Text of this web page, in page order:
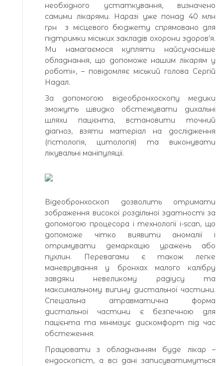
необхідного устаткування, визначено
самими лікарями. Наразі уже понад 40 млн
грн з місцевого бюджету спрямовано для
підтримки міських закладів охорони здоров’я.
Ми намагаємося купляти найсучасніше
обладнання, що допоможе нашим лікарям у
роботі», – повідомляє міський голова Сергій
Надал.
За допомогою відеобронхоскопу медики
зможуть швидко обстежувати дихальні
шляхи пацієнта, встановити точний
діагноз, взяти матеріал на дослідження
(гістологія, цитологія) та виконувати
лікувальні маніпуляції.
Відеобронхоскоп дозволить отримати
зображення високої роздільної здатності за
допомогою процесора і технології i-scan, що
допоможе чітко виявити аномалії і
отримувати демаркацію уражень або
пухлин. Перевагами є також легке
маневрування у бронхах малого калібру
завдяки невеликому радіусу та
максимальному вигину дистальної частини.
Спеціальна атравматична форма
дистальної частини є безпечною для
пацієнта та мінімізує дискомфорт під час
обстеження.
Працювати з обладнанням буде лікар –
ендоскопіст, а всі дані записуватимуться